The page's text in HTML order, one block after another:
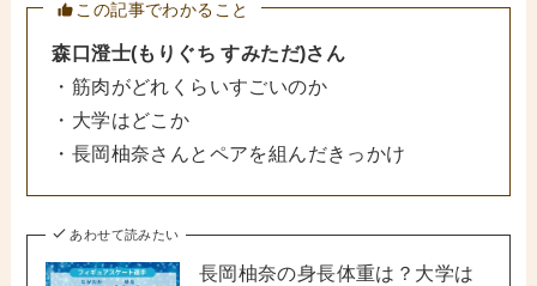
この記事でわかること
森口澄士(もりぐち すみただ)さん
・筋肉がどれくらいすごいのか
・大学はどこか
・長岡柚奈さんとペアを組んだきっかけ
あわせて読みたい
長岡柚奈の身長体重は？大学は